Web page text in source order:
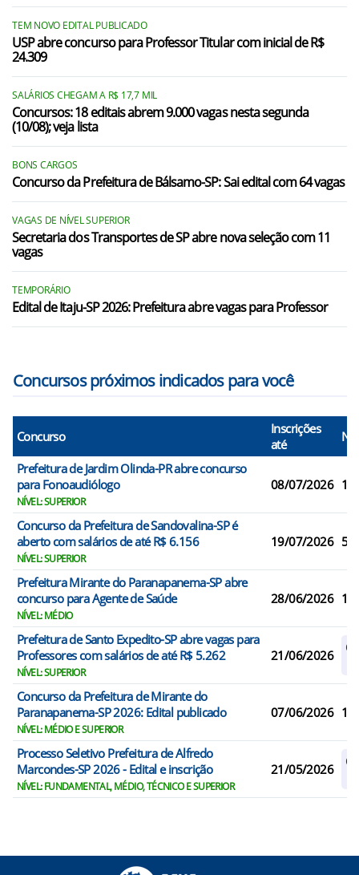
Alfredo Marcondes/SP
Álvares Machado/SP
Anhumas/SP
Caiabu/SP
Emilianópolis/SP
Estrela do Norte/SP
Iepê/SP
Indiana/SP
Marabá Paulista/SP
Martinópolis/SP
Mirante do Paranapanema/SP
TEM NOVO EDITAL PUBLICADO
USP abre concurso para Professor Titular com inicial de R$
24.309
SALÁRIOS CHEGAM A R$ 17,7 MIL
Concursos: 18 editais abrem 9.000 vagas nesta segunda
(10/08); veja lista
BONS CARGOS
Concurso da Prefeitura de Bálsamo-SP: Sai edital com 64 vagas
VAGAS DE NÍVEL SUPERIOR
Secretaria dos Transportes de SP abre nova seleção com 11
vagas
TEMPORÁRIO
Edital de Itaju-SP 2026: Prefeitura abre vagas para Professor
Concursos próximos indicados para você
Concurso
Inscrições
até
N°
Prefeitura de Jardim Olinda-PR abre concurso
para Fonoaudiólogo
NÍVEL: SUPERIOR
08/07/2026 1
Concurso da Prefeitura de Sandovalina-SP é
aberto com salários de até R$ 6.156
NÍVEL: SUPERIOR
19/07/2026 5
Prefeitura Mirante do Paranapanema-SP abre
concurso para Agente de Saúde
NÍVEL: MÉDIO
28/06/2026 1
Prefeitura de Santo Expedito-SP abre vagas para
Professores com salários de até R$ 5.262
NÍVEL: SUPERIOR
21/06/2026
Concurso da Prefeitura de Mirante do
Paranapanema-SP 2026: Edital publicado
NÍVEL: MÉDIO E SUPERIOR
07/06/2026 10
Processo Seletivo Prefeitura de Alfredo
Marcondes-SP 2026 - Edital e inscrição
NÍVEL: FUNDAMENTAL, MÉDIO, TÉCNICO E SUPERIOR
21/05/2026